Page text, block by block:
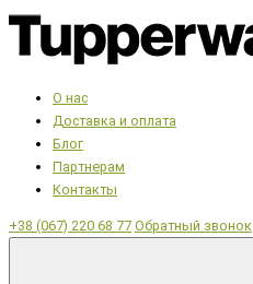
О нас
Доставка и оплата
Блог
Партнерам
Контакты
+38 (067) 220 68 77 Обратный звонок